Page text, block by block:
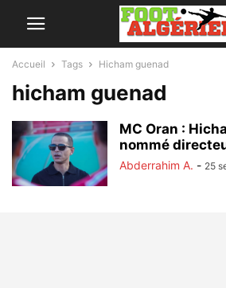
Accueil Tags Hicham guenad
hicham guenad
MC Oran :
nommé
Abderrahim A. - 25